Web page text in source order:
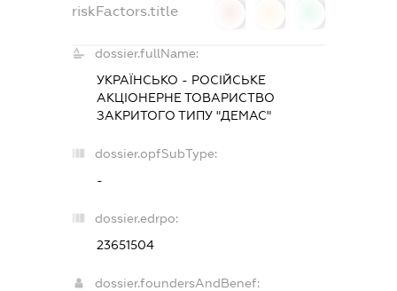
riskFactors.title
dossier.fullName:
УКРАЇНСЬКО - РОСІЙСЬКЕ
АКЦІОНЕРНЕ ТОВАРИСТВО
ЗАКРИТОГО ТИПУ "ДЕМАС"
dossier.opfSubType:
-
dossier.edrpo:
23651504
dossier.foundersAndBenef: